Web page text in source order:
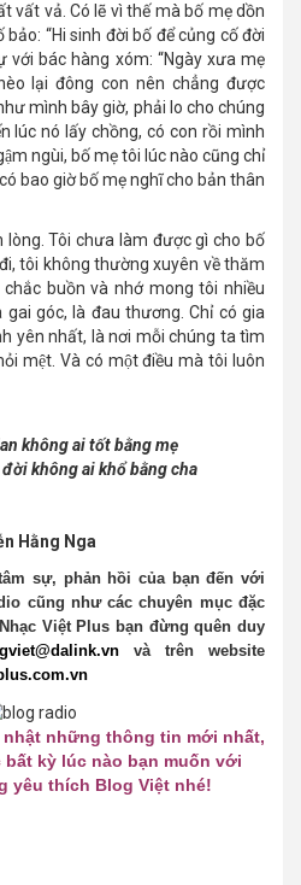
vất vả. Có lẽ vì thế mà bố mẹ dồn
“Hi sinh đời bố để củng cố đời
với bác hàng xóm: “Ngày xưa mẹ
lại đông con nên chẳng được
mình bây giờ, phải lo cho chúng
lúc nó lấy chồng, có con rồi mình
ngùi, bố mẹ tôi lúc nào cũng chỉ
bao giờ bố mẹ nghĩ cho bản thân
Tôi chưa làm được gì cho bố
tôi không thường xuyên về thăm
buồn và nhớ mong tôi nhiều
gai góc, là đau thương. Chỉ có gia
yên nhất, là nơi mỗi chúng ta tìm
mệt. Và có một điều mà tôi luôn
không ai tốt bằng mẹ
không ai khổ bằng cha
Hằng Nga
sự, phản hồi của bạn đến với
cũng như các chuyên mục đặc
Việt Plus bạn đừng quên duy
và trên website
nhật những thông tin mới nhất,
bất kỳ lúc nào bạn muốn với
yêu thích Blog Việt nhé!